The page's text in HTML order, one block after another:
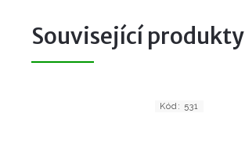
Související produkty
Kód: 531